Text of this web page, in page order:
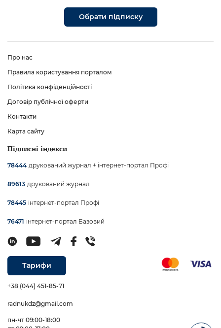
Обрати підписку
Про нас
Правила користування порталом
Політика конфіденційності
Договір публічної оферти
Контакти
Карта сайту
Підписні індекси
78444 друкований журнал + інтернет-портал Профі
89613 друкований журнал
78445 інтернет-портал Профі
76471 інтернет-портал Базовий
Тарифи
+38 (044) 451-85-71
radnukdz@gmail.com
пн-чт 09:00-18:00